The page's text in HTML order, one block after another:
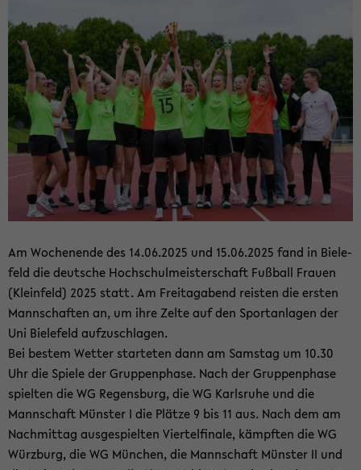
Am Wo­chen­en­de des 14.06.2025 und 15.06.2025 fand in Bie­le­
feld die deut­sche Hoch­schul­meis­ter­schaft Fuß­ball Frau­en
(Klein­feld) 2025 statt. Am Frei­tag­abend reis­ten die ers­ten
Mann­schaf­ten an, um ihre Zelte auf den Sport­an­la­gen der
Uni Bie­le­feld auf­zu­schla­gen.
Bei bes­tem Wet­ter star­te­ten dann am Sams­tag um 10.30
Uhr die Spie­le der Grup­pen­pha­se. Nach der Grup­pen­pha­se
spiel­ten die WG Re­gens­burg, die WG Karls­ru­he und die
Mann­schaft Müns­ter I die Plät­ze 9 bis 11 aus. Nach dem am
Nach­mit­tag aus­ge­spiel­ten Vier­tel­fi­na­le, kämpf­ten die WG
Würz­burg, die WG Mün­chen, die Mann­schaft Müns­ter II und